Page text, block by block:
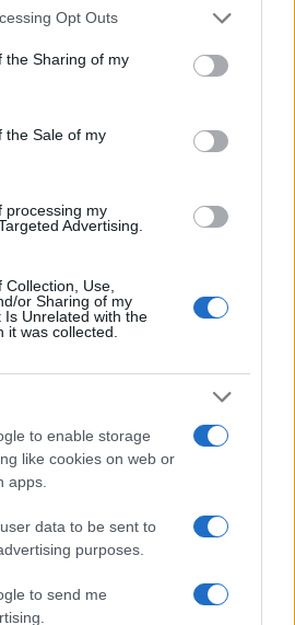
app uses one or more Google
usage behaviour. You may click to
Google and its third-party tags to
specified purposes in below Google
Opt Outs
the Sharing of my
the Sale of my
processing my
Advertising.
Use,
or Sharing of my
Is Unrelated with the
it was collected.
to enable storage
like cookies on web or
apps.
data to be sent to
purposes.
to send me
tareas y evitar la
convertirse en una…